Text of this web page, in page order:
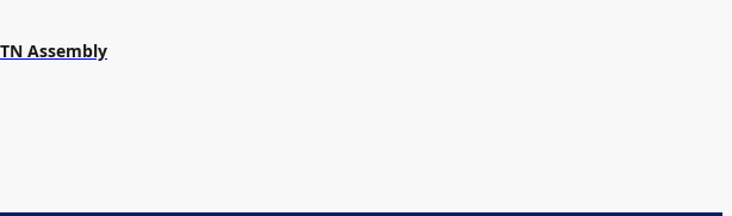
Assembly